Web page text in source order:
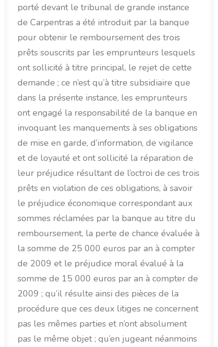
porté devant le tribunal de grande instance
de Carpentras a été introduit par la banque
pour obtenir le remboursement des trois
prêts souscrits par les emprunteurs lesquels
ont sollicité à titre principal, le rejet de cette
demande ; ce n’est qu’à titre subsidiaire que
dans la présente instance, les emprunteurs
ont engagé la responsabilité de la banque en
invoquant les manquements à ses obligations
de mise en garde, d’information, de vigilance
et de loyauté et ont sollicité la réparation de
leur préjudice résultant de l’octroi de ces trois
prêts en violation de ces obligations, à savoir
le préjudice économique correspondant aux
sommes réclamées par la banque au titre du
remboursement, la perte de chance évaluée à
la somme de 25 000 euros par an à compter
de 2009 et le préjudice moral évalué à la
somme de 15 000 euros par an à compter de
2009 ; qu’il résulte ainsi des pièces de la
procédure que ces deux litiges ne concernent
pas les mêmes parties et n’ont absolument
pas le même objet ; qu’en jugeant néanmoins